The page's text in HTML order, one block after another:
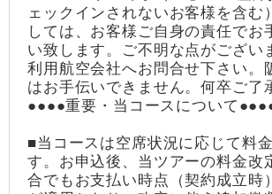
ェックインされないお客様を含む
しては、お客様ご自身の責任でお
い致します。ご不明な点がござい
利用航空会社へお問合せ下さい。
はお手伝いできません。何卒ご了
●●●●重要・当コースについて
■当コースは空席状況に応じて料
す。お申込後、当ツアーの料金改
合でもお支払い時点（契約成立時